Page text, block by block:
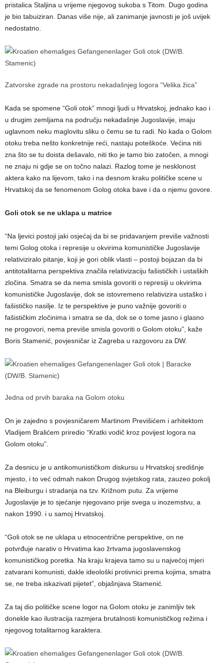
pristalica Staljina u vrijeme njegovog sukoba s Titom. Dugo godina
je bio tabuiziran. Danas više nije, ali zanimanje javnosti je još uvijek
nedostatno.
Zatvorske zgrade na prostoru nekadašnjeg logora “Velika žica”
Kada se spomene “Goli otok” mnogi ljudi u Hrvatskoj, jednako kao i
u drugim zemljama na području nekadašnje Jugoslavije, imaju
uglavnom neku maglovitu sliku o čemu se tu radi. No kada o Golom
otoku treba nešto konkretnije reći, nastaju poteškoće. Većina niti
zna što se tu doista dešavalo, niti tko je tamo bio zatočen, a mnogi
ne znaju ni gdje se on točno nalazi. Razlog tome je nesklonost
aktera kako na lijevom, tako i na desnom kraku političke scene u
Hrvatskoj da se fenomenom Golog otoka bave i da o njemu govore.
Goli otok se ne uklapa u matrice
“Na ljevici postoji jaki osjećaj da bi se pridavanjem previše važnosti
temi Golog otoka i represije u okvirima komunističke Jugoslavije
relativiziralo pitanje, koji je gori oblik vlasti – postoji bojazan da bi
antitotalitarna perspektiva značila relativizaciju fašističkih i ustaških
zločina. Smatra se da nema smisla govoriti o represiji u okvirima
komunističke Jugoslavije, dok se istovremeno relativizira ustaško i
fašističko nasilje. Iz te perspektive je puno važnije govoriti o
fašističkim zločinima i smatra se da, dok se o tome jasno i glasno
ne progovori, nema previše smisla govoriti o Golom otoku”, kaže
Boris Stamenić, povjesničar iz Zagreba u razgovoru za DW.
Jedna od prvih baraka na Golom otoku
On je zajedno s povjesničarem Martinom Previšićem i arhitektom
Vladijem Bralićem priredio “Kratki vodič kroz povijest logora na
Golom otoku”.
Za desnicu je u antikomunističkom diskursu u Hrvatskoj središnje
mjesto, i to već odmah nakon Drugog svjetskog rata, zauzeo pokolj
na Bleiburgu i stradanja na tzv. Križnom putu. Za vrijeme
Jugoslavije je to sjećanje njegovano prije svega u inozemstvu, a
nakon 1990. i u samoj Hrvatskoj.
“Goli otok se ne uklapa u etnocentrične perspektive, on ne
potvrđuje narativ o Hrvatima kao žrtvama jugoslavenskog
komunističkog poretka. Na kraju krajeva tamo su u najvećoj mjeri
zatvarani komunisti, dakle ideološki protivnici prema kojima, smatra
se, ne treba iskazivati pijetet”, objašnjava Stamenić.
Za taj dio političke scene logor na Golom otoku je zanimljiv tek
donekle kao ilustracija razmjera brutalnosti komunističkog režima i
njegovog totalitarnog karaktera.